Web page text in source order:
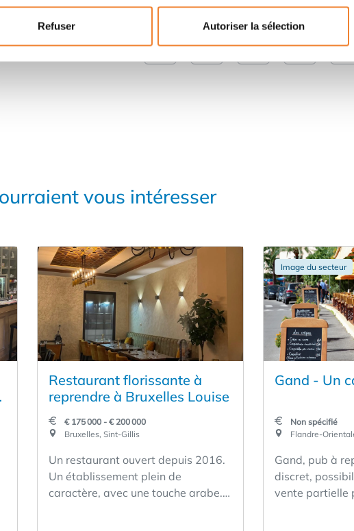
Refuser Autoriser la sélection
vous intéresser
Restaurant florissante à
reprendre à Bruxelles Louise
€ 175 000 - € 200 000
Bruxelles, Sint-Gillis
Un restaurant ouvert depuis 2016.
Un établissement plein de
caractère, avec une touche arabe. Il
Image du secteur
Gand - Un
Non spécifié
Flandre-
Gand, pub à
discret,
vente partielle